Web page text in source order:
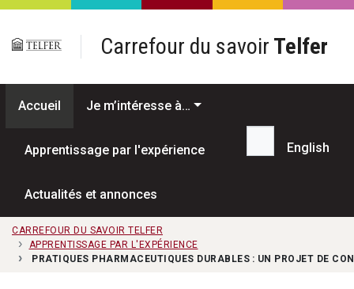
Passer au contenu principal
Carrefour du savoir Telfer
Accueil Je m’intéresse à…
Apprentissage par l'expérience
Actualités et annonces
Recherche...
English
CARREFOUR DU SAVOIR TELFER
APPRENTISSAGE PAR L'EXPÉRIENCE
PRATIQUES PHARMACEUTIQUES DURABLES : UN PROJET DE